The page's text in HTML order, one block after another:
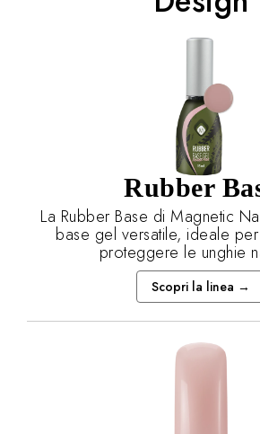
Rubber
La Rubber Base di Magnetic
base gel versatile, ideale
proteggere le unghie
Scopri la linea →